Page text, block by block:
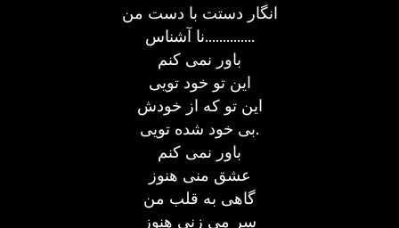
انگار دستت با دست من
نا آشناس..............
باور نمی کنم
این تو خود تویی
این تو که از خودش
بی خود شده تویی.
باور نمی کنم
عشق منی هنوز
گاهی به قلب من
سر می زنی هنوز